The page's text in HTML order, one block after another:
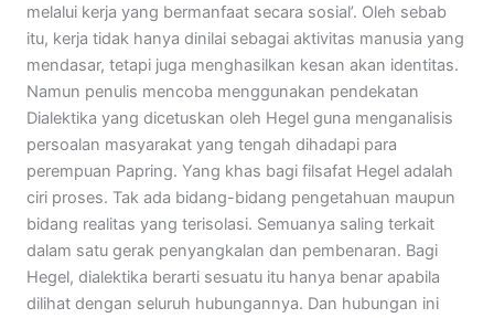
melalui kerja yang bermanfaat secara sosial’. Oleh sebab
itu, kerja tidak hanya dinilai sebagai aktivitas manusia yang
mendasar, tetapi juga menghasilkan kesan akan identitas.
Namun penulis mencoba menggunakan pendekatan
Dialektika yang dicetuskan oleh Hegel guna menganalisis
persoalan masyarakat yang tengah dihadapi para
perempuan Papring. Yang khas bagi filsafat Hegel adalah
ciri proses. Tak ada bidang-bidang pengetahuan maupun
bidang realitas yang terisolasi. Semuanya saling terkait
dalam satu gerak penyangkalan dan pembenaran. Bagi
Hegel, dialektika berarti sesuatu itu hanya benar apabila
dilihat dengan seluruh hubungannya. Dan hubungan ini